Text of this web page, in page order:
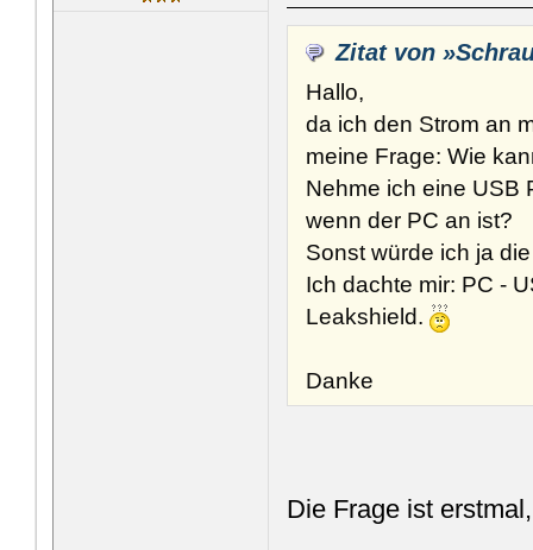
Zitat von
Hallo,
da ich den Strom an
meine Frage: Wie
Nehme ich eine USB
wenn der PC an ist?
Sonst würde ich ja
Ich dachte mir: PC -
Leakshield.
Danke
Die Frage ist